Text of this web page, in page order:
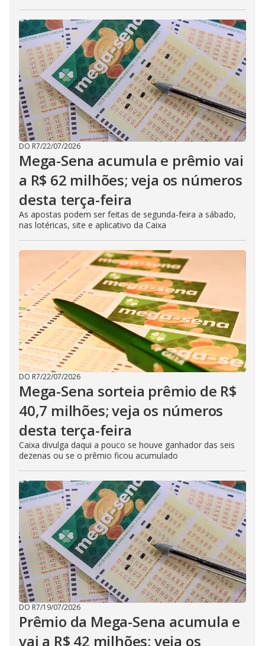
DO R7/22/07/2026
Mega-Sena acumula e prêmio vai
a R$ 62 milhões; veja os números
desta terça-feira
As apostas podem ser feitas de segunda-feira a sábado,
nas lotéricas, site e aplicativo da Caixa
DO R7/22/07/2026
Mega-Sena sorteia prêmio de R$
40,7 milhões; veja os números
desta terça-feira
Caixa divulga daqui a pouco se houve ganhador das seis
dezenas ou se o prêmio ficou acumulado
DO R7/19/07/2026
Prêmio da Mega-Sena acumula e
vai a R$ 42 milhões; veja os